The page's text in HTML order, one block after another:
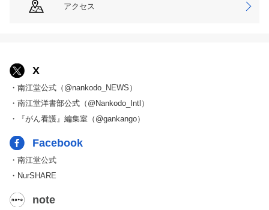
アクセス
X
・南江堂公式（@nankodo_NEWS）
・南江堂洋書部公式（@Nankodo_Intl）
・『がん看護』編集室（@gankango）
Facebook
・南江堂公式
・NurSHARE
note